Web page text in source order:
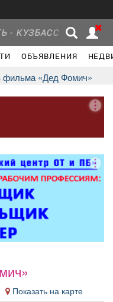
- КУЗБАСС
ОБЪЯВЛЕНИЯ
Услуги
фильма «Дед Фомич»
Показать на карте